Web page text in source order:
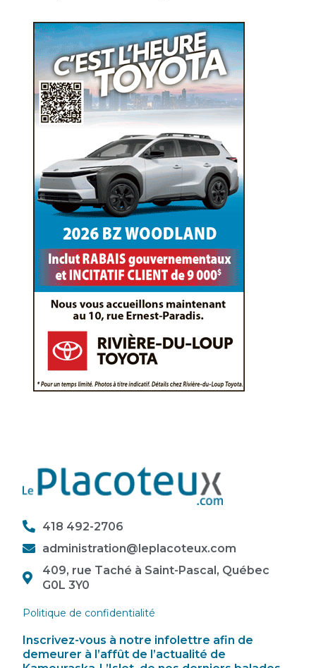
418 492-2706
administration@leplacoteux.com
409, rue Taché à Saint-Pascal, Québec
G0L 3Y0
Politique de confidentialité
Inscrivez-vous à notre infolettre afin de
demeurer à l’affût de l’actualité de